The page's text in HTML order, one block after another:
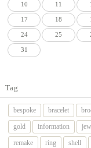
10 11
17 18
24 25
31
Tag
bespoke bracelet
gold
information
remake
ring shell